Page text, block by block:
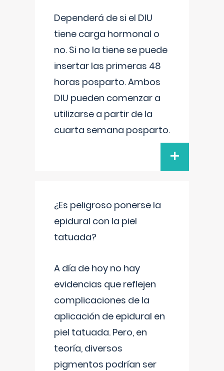
Dependerá de si el DIU
tiene carga hormonal o
no. Si no la tiene se puede
insertar las primeras 48
horas posparto. Ambos
DIU pueden comenzar a
utilizarse a partir de la
cuarta semana posparto.
+
¿Es peligroso ponerse la
epidural con la piel
tatuada?
A día de hoy no hay
evidencias que reflejen
complicaciones de la
aplicación de epidural en
piel tatuada. Pero, en
teoría, diversos
pigmentos podrían ser